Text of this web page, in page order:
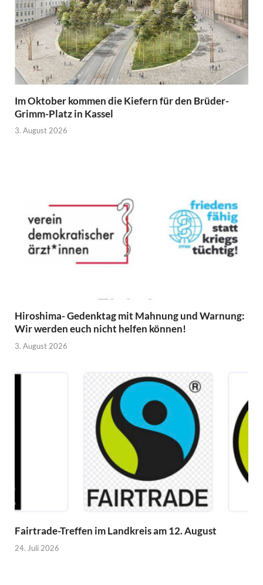
Im Oktober kommen die Kiefern für den Brüder-
Grimm-Platz in Kassel
3. August 2026
Hiroshima- Gedenktag mit Mahnung und Warnung:
Wir werden euch nicht helfen können!
3. August 2026
Fairtrade-Treffen im Landkreis am 12. August
24. Juli 2026